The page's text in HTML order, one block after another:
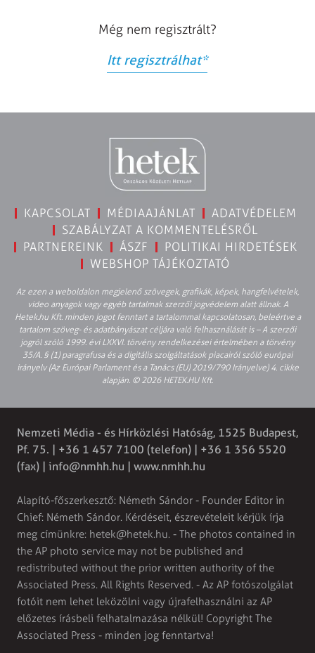
Még nem regisztrált?
Itt regisztrálhat*
KAPCSOLAT MÉDIAAJÁNLAT
ADATVÉDELEM
SZABÁLYZAT A KOMMENTELÉSRŐL
PARTNEREINK
ÁSZF
POLITIKAI HIRDETÉSEK
WEBSHOP TÁJÉKOZTATÓ
Az ezen a weboldalon megjelenő szövegek, grafikák, képek, hangfelvételek,
video anyagok vagy egyéb tartalmak szerzői jogvédelem alatt állnak. A
Hetek.hu Kft. minden jogot fenntart a tartalommal kapcsolatosan, beleértve a
tartalom szöveg- és adatbányászat céljára való felhasználását is – A szerzői
jogról szóló 1999. évi LXXVI. törvény rendelkezései értelmében a törvény
35/A. § (1) paragrafusa és a digitális szolgáltatások piacairól szóló európai
irányelv (Az Európai Parlament és a Tanács (EU) 2019/790 Irányelve) 4. cikke
alapján. © 2026 HETEK.HU Kft.
Nemzeti Média - és Hírközlési Hatóság, 1525 Budapest,
Pf. 75. | +36 1 457 7100 (telefon) | +36 1 356 5520
(fax) | info@nmhh.hu | www.nmhh.hu
Alapító-főszerkesztő: Németh Sándor - Founder Editor in
Chief: Németh Sándor. Kérdéseit, észrevételeit kérjük írja
meg címünkre: hetek@hetek.hu. - The photos contained in
the AP photo service may not be published and
redistributed without the prior written authority of the
Associated Press. All Rights Reserved. - Az AP fotószolgálat
fotóit nem lehet leközölni vagy újrafelhasználni az AP
előzetes írásbeli felhatalmazása nélkül! Copyright The
Associated Press - minden jog fenntartva!